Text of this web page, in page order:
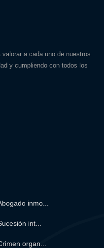
a cada uno de nuestros
y cumpliendo con todos los
inmo...
int...
organ...